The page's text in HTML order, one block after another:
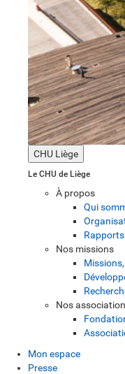
CHU Liège
Le CHU de Liège
À propos
Qui
Rapports
Nos missions
Nos
Mon espace
Presse